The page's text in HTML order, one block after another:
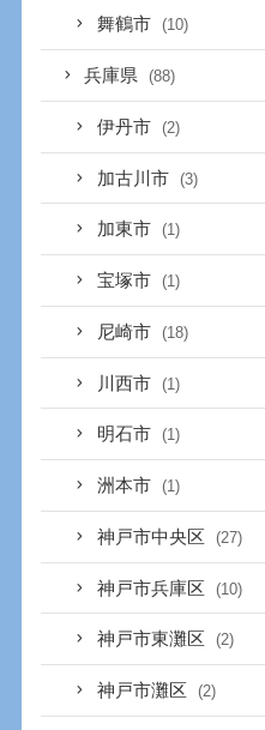
舞鶴市 (10)
兵庫県 (88)
伊丹市 (2)
加古川市 (3)
加東市 (1)
宝塚市 (1)
尼崎市 (18)
川西市 (1)
明石市 (1)
洲本市 (1)
神戸市中央区 (27)
神戸市兵庫区 (10)
神戸市東灘区 (2)
神戸市灘区 (2)